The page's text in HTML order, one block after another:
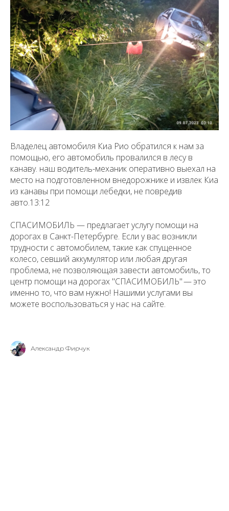
Владелец автомобиля Киа Рио обратился к нам за
помощью, его автомобиль провалился в лесу в
канаву. наш водитель-механик оперативно выехал на
место на подготовленном внедорожнике и извлек Киа
из канавы при помощи лебедки, не повредив
авто.13:12
СПАСИМОБИЛЬ — предлагает услугу помощи на
дорогах в Санкт-Петербурге. Если у вас возникли
трудности с автомобилем, такие как спущенное
колесо, севший аккумулятор или любая другая
проблема, не позволяющая завести автомобиль, то
центр помощи на дорогах "СПАСИМОБИЛЬ" — это
именно то, что вам нужно! Нашими услугами вы
можете воспользоваться у нас на сайте.
Александр Фирчук